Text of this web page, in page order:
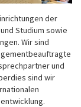
der
Studium sowie
Wir sind
und
sind wir